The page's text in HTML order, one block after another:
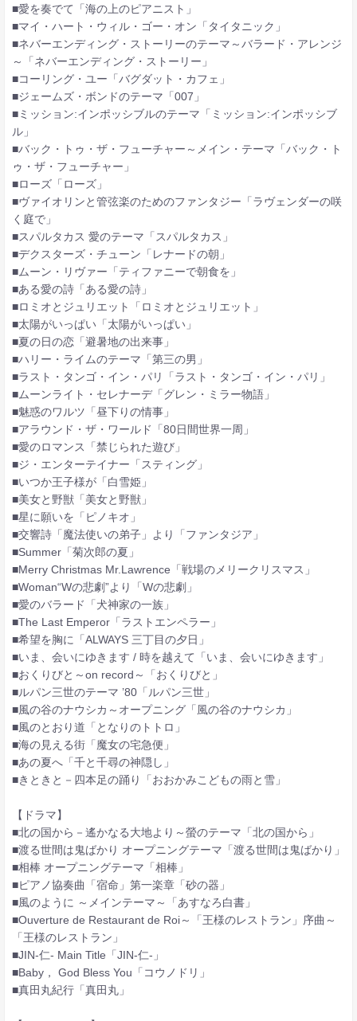
■愛を奏でて「海の上のピアニスト」
■マイ・ハート・ウィル・ゴー・オン「タイタニック」
■ネバーエンディング・ストーリーのテーマ～バラード・アレンジ
～「ネバーエンディング・ストーリー」
■コーリング・ユー「バグダット・カフェ」
■ジェームズ・ボンドのテーマ「007」
■ミッション:インポッシブルのテーマ「ミッション:インポッシブ
ル」
■バック・トゥ・ザ・フューチャー～メイン・テーマ「バック・ト
ゥ・ザ・フューチャー」
■ローズ「ローズ」
■ヴァイオリンと管弦楽のためのファンタジー「ラヴェンダーの咲
く庭で」
■スパルタカス 愛のテーマ「スパルタカス」
■デクスターズ・チューン「レナードの朝」
■ムーン・リヴァー「ティファニーで朝食を」
■ある愛の詩「ある愛の詩」
■ロミオとジュリエット「ロミオとジュリエット」
■太陽がいっぱい「太陽がいっぱい」
■夏の日の恋「避暑地の出来事」
■ハリー・ライムのテーマ「第三の男」
■ラスト・タンゴ・イン・パリ「ラスト・タンゴ・イン・パリ」
■ムーンライト・セレナーデ「グレン・ミラー物語」
■魅惑のワルツ「昼下りの情事」
■アラウンド・ザ・ワールド「80日間世界一周」
■愛のロマンス「禁じられた遊び」
■ジ・エンターテイナー「スティング」
■いつか王子様が「白雪姫」
■美女と野獣「美女と野獣」
■星に願いを「ピノキオ」
■交響詩「魔法使いの弟子」より「ファンタジア」
■Summer「菊次郎の夏」
■Merry Christmas Mr.Lawrence「戦場のメリークリスマス」
■Woman“Wの悲劇”より「Wの悲劇」
■愛のバラード「犬神家の一族」
■The Last Emperor「ラストエンペラー」
■希望を胸に「ALWAYS 三丁目の夕日」
■いま、会いにゆきます / 時を越えて「いま、会いにゆきます」
■おくりびと～on record～「おくりびと」
■ルパン三世のテーマ ’80「ルパン三世」
■風の谷のナウシカ～オープニング「風の谷のナウシカ」
■風のとおり道「となりのトトロ」
■海の見える街「魔女の宅急便」
■あの夏へ「千と千尋の神隠し」
■きときと－四本足の踊り「おおかみこどもの雨と雪」
【ドラマ】
■北の国から－遙かなる大地より～螢のテーマ「北の国から」
■渡る世間は鬼ばかり オープニングテーマ「渡る世間は鬼ばかり」
■相棒 オープニングテーマ「相棒」
■ピアノ協奏曲「宿命」第一楽章「砂の器」
■風のように ～メインテーマ～「あすなろ白書」
■Ouverture de Restaurant de Roi～「王様のレストラン」序曲～
「王様のレストラン」
■JIN-仁- Main Title「JIN-仁-」
■Baby， God Bless You「コウノドリ」
■真田丸紀行「真田丸」